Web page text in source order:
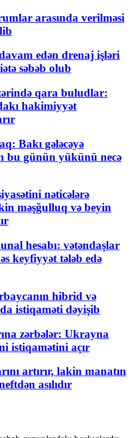
arasında verilməsi
edən drenaj işləri
səbəb olub
qara buludlar:
hakimiyyət
Bakı gələcəyə
bu günün yükünü necə
nəticələrə
məşğulluq və beyin
hesabı: vətəndaşlar
keyfiyyət tələb edə
hibrid və
istiqaməti dəyişib
zərbələr: Ukrayna
istiqamətini açır
artırır, lakin manatın
asılıdır